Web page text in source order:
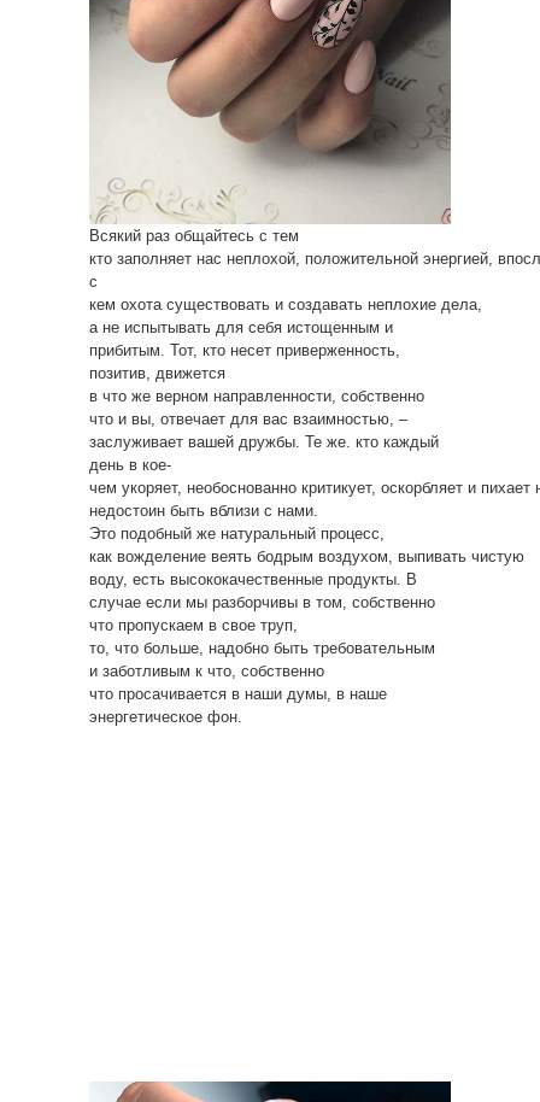
Всякий раз общайтесь с тем
кто заполняет нас неплохой, положительной энергией,
с
кем охота существовать и создавать неплохие дела,
а не испытывать для себя истощенным и
прибитым. Тот, кто несет приверженность,
позитив, движется
в что же верном направленности, собственно
что и вы, отвечает для вас взаимностью, –
заслуживает вашей дружбы. Те же. кто каждый
день в кое-
чем укоряет, необоснованно критикует, оскорбляет и
недостоин быть вблизи с нами.
Это подобный же натуральный процесс,
как вожделение веять бодрым воздухом, выпивать чистую
воду, есть высококачественные продукты. В
случае если мы разборчивы в том, собственно
что пропускаем в свое труп,
то, что больше, надобно быть требовательным
и заботливым к что, собственно
что просачивается в наши думы, в наше
энергетическое фон.